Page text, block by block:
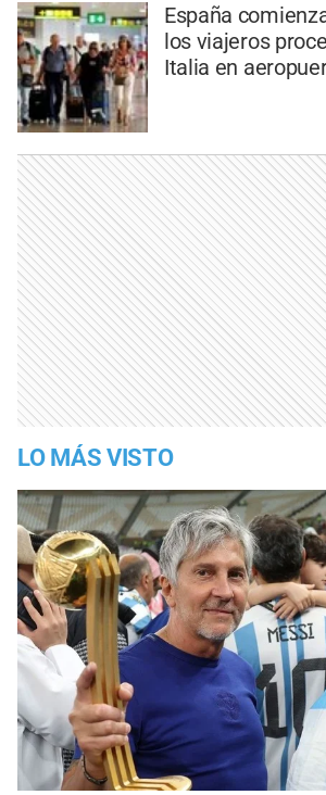
España
los viajeros
Italia en
LO MÁS VISTO